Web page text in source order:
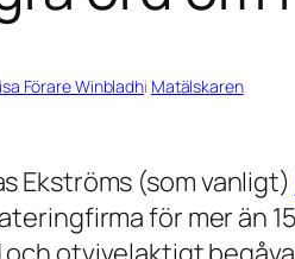
Förare Winbladhi Matälskaren
Ekströms (som vanligt)
för mer än